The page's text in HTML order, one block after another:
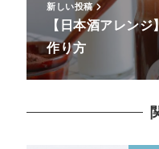
新しい投稿
【日本酒アレン
作り方